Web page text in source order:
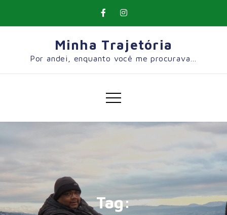
Minha Trajetória
Por andei, enquanto você me procurava…
Tag: